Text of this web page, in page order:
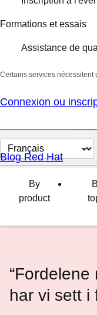
Formations et essais
Assistance de
Certains services nécessitent
Connexion ou
Changer
la
langue
Blog Red Hat
By
product
har vi sett i